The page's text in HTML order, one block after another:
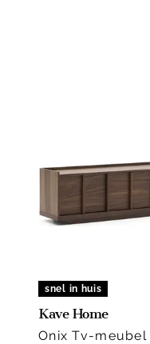
snel in huis
Kave Home
Onix Tv-meubel